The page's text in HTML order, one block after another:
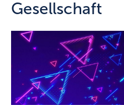
Gesellschaft